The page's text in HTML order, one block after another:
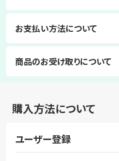
お支払い方法について
商品のお受け取りについて
購入方法について
ユーザー登録